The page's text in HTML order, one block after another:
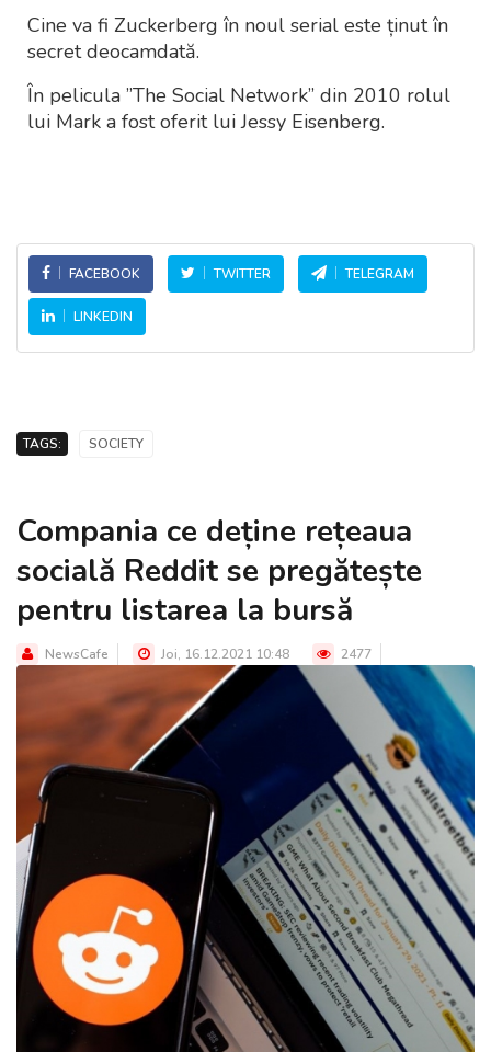
Cine va fi Zuckerberg în noul serial este ținut în
secret deocamdată.
În pelicula ”The Social Network” din 2010 rolul
lui Mark a fost oferit lui Jessy Eisenberg.
FACEBOOK TWITTER TELEGRAM
LINKEDIN
TAGS: SOCIETY
Compania ce deține rețeaua
socială Reddit se pregătește
pentru listarea la bursă
NewsCafe Joi, 16.12.2021 10:48 2477